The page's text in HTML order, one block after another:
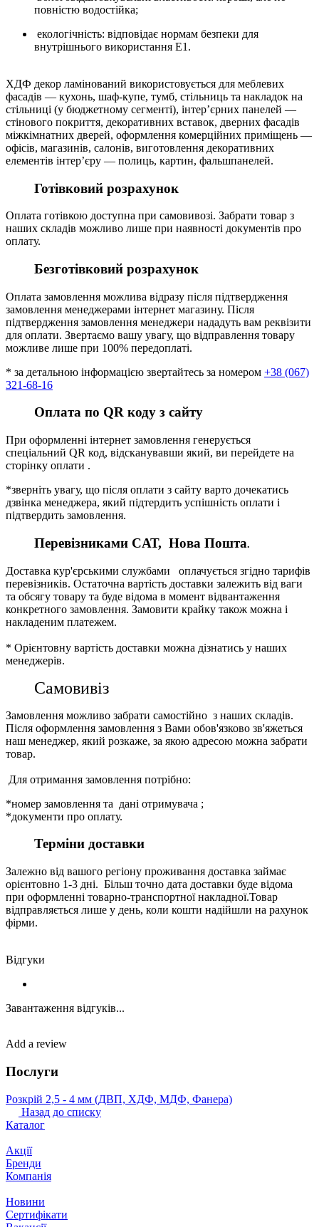
повністю водостійка;
екологічність: відповідає нормам безпеки для
внутрішнього використання E1.
ХДФ декор ламінований використовується для меблевих
фасадів — кухонь, шаф-купе, тумб, стільниць та накладок на
стільниці (у бюджетному сегменті), інтер’єрних панелей —
стінового покриття, декоративних вставок, дверних фасадів
міжкімнатних дверей, оформлення комерційних приміщень —
офісів, магазинів, салонів, виготовлення декоративних
елементів інтер’єру — полиць, картин, фальшпанелей.
Готівковий розрахунок
Оплата готівкою доступна при самовивозі. Забрати товар з
наших складів можливо лише при наявності документів про
оплату.
Безготівковий розрахунок
Оплата замовлення можлива відразу після підтвердження
замовлення менеджерами інтернет магазину. Після
підтвердження замовлення менеджери нададуть вам реквізити
для оплати. Звертаємо вашу увагу, що відправлення товару
можливе лише при 100% передоплаті.
* за детальною інформацією звертайтесь за номером +38 (067)
321-68-16
Оплата по QR коду з сайту
При оформленні інтернет замовлення генерується
спеціальний QR код, відсканувавши який, ви перейдете на
сторінку оплати .
*зверніть увагу, що після оплати з сайту варто дочекатись
дзвінка менеджера, який підтердить успішність оплати і
підтвердить замовлення.
Перевізниками CАТ, Нова Пошта.
Доставка кур'єрськими службами оплачується згідно тарифів
перевізників. Остаточна вартість доставки залежить від ваги
та обсягу товару та буде відома в момент відвантаження
конкретного замовлення. Замовити крайку також можна і
накладеним платежем.
* Орієнтовну вартість доставки можна дізнатись у наших
менеджерів.
Самовивіз
Замовлення можливо забрати самостійно з наших складів.
Після оформлення замовлення з Вами обов'язково зв'яжеться
наш менеджер, який розкаже, за якою адресою можна забрати
товар.
Для отримання замовлення потрібно:
*номер замовлення та дані отримувача ;
*документи про оплату.
Терміни доставки
Залежно від вашого регіону проживання доставка займає
орієнтовно 1-3 дні. Більш точно дата доставки буде відома
при оформленні товарно-транспортної накладної.Товар
відправляється лише у день, коли кошти надійшли на рахунок
фірми.
Відгуки
Завантаження відгуків...
Add a review
Послуги
Розкрій 2,5 ‐ 4 мм (ДВП, ХДФ, МДФ, Фанера)
Назад до списку
Каталог
Акції
Бренди
Компанія
Новини
Сертифікати